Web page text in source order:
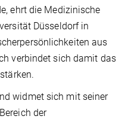
ehrt die Medizinische
Düsseldorf in
aus
verbindet sich damit das
widmet sich mit seiner
der